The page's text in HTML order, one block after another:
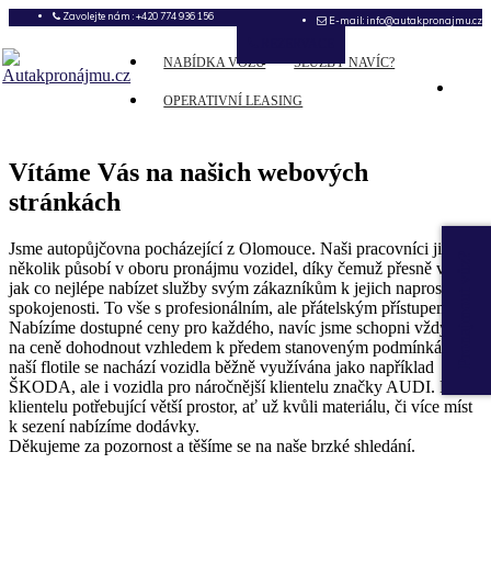
Zavolejte nám : +420 774 936 156 E-mail: info@autakpronajmu.cz
NABÍDKA VOZŮ SLUŽBY NAVÍC?
OPERATIVNÍ LEASING
Vítáme Vás na našich webových
stránkách
Jsme autopůjčovna pocházející z Olomouce. Naši pracovníci již
několik působí v oboru pronájmu vozidel, díky čemuž přesně vědí,
jak co nejlépe nabízet služby svým zákazníkům k jejich naprosté
spokojenosti. To vše s profesionálním, ale přátelským přístupem.
Nabízíme dostupné ceny pro každého, navíc jsme schopni vždy se
na ceně dohodnout vzhledem k předem stanoveným podmínkám. V
naší flotile se nachází vozidla běžně využívána jako například
ŠKODA, ale i vozidla pro náročnější klientelu značky AUDI. Pro
klientelu potřebující větší prostor, ať už kvůli materiálu, či více míst
k sezení nabízíme dodávky.
Děkujeme za pozornost a těšíme se na naše brzké shledání.